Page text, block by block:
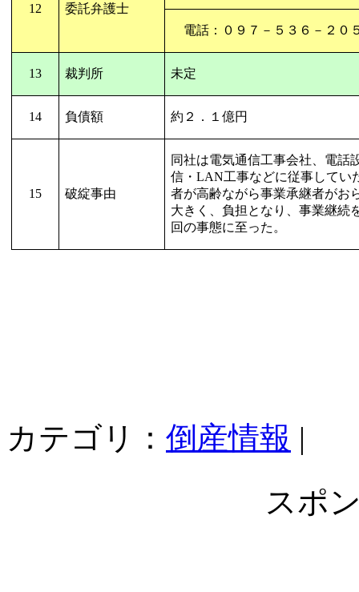
12 委託弁護士
電話：０９７－５３６－２０
13 裁判所 未定
14 負債額 約２．１億円
15 破綻事由
同社は電気通信工事会社、電話
信・ LAN工事などに従事してい
者が高齢ながら事業承継者がお
大きく、負担となり、事業継続
回の事態に至った。
カテゴリ： 倒産情報 |
スポ